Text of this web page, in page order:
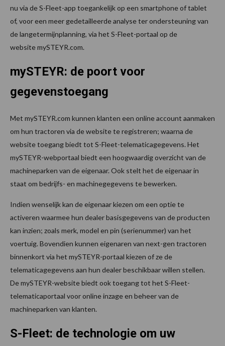
nu via de S-Fleet-app toegankelijk op een smartphone of tablet
of, voor een meer gedetailleerde analyse ter ondersteuning van
de langetermijnplanning, via het S-Fleet-portaal op de
website mySTEYR.com​.​
mySTEYR: de poort voor
gegevenstoegang
Met mySTEYR.com kunnen klanten een online account aanmaken
om hun tractoren via de website te registreren; waarna de
website toegang biedt tot S-Fleet-telematicagegevens. Het
mySTEYR-webportaal biedt een hoogwaardig overzicht van de
machineparken van de eigenaar. Ook stelt het de eigenaar in
staat om bedrijfs- en machinegegevens te bewerken.
Indien wenselijk kan de eigenaar kiezen om een optie te
activeren waarmee hun dealer basisgegevens van de producten
kan inzien; zoals merk, model en pin (serienummer) van het
voertuig. Bovendien kunnen eigenaren van next-gen tractoren
binnenkort via het mySTEYR-portaal kiezen of ze de
telematicagegevens aan hun dealer beschikbaar willen stellen.
De mySTEYR-website biedt ook toegang tot het S-Fleet-
telematicaportaal voor online inzage en beheer van de
machineparken van klanten.
S-Fleet: de technologie om uw